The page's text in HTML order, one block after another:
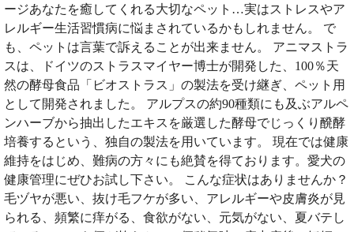
ージあなたを癒してくれる大切なペット…実はストレスやア
レルギー生活習慣病に悩まされているかもしれません。 で
も、ペットは言葉で訴えることが出来ません。 アニマストラ
スは、ドイツのストラスマイヤー博士が開発した、100％天
然の酵母食品「ビオストラス」の製法を受け継ぎ、ペット用
として開発されました。 アルプスの約90種類にも及ぶアルペ
ンハーブから抽出したエキスを厳選した酵母でじっくり醗酵
培養するという、独自の製法を用いています。 現在では健康
維持をはじめ、難病の方々にも絶賛を得ております。愛犬の
健康管理にぜひお試し下さい。 こんな症状はありませんか？
毛ヅヤが悪い、抜け毛フケが多い、アレルギーや皮膚炎が見
られる、頻繁に痒がる、食欲がない、元気がない、夏バテし